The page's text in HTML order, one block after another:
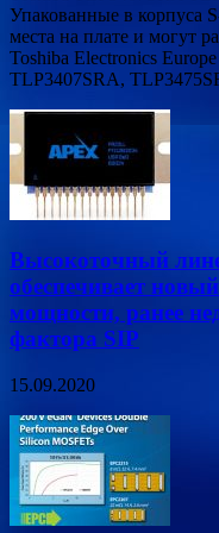
Упакованные в корпуса
места на плате и могут
Toshiba Electronics
TLP3407SRA,
Высокоточный
обеспечивает
мощности, ранее
фактора SIP
15.09.2020